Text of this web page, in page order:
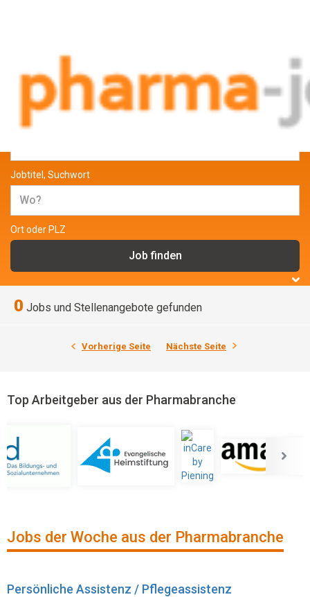
Jobs und Stellenangebote aus der
Pharmabranche
Jobtitel, Suchwort
Ort oder PLZ
0 Jobs und Stellenangebote gefunden
Vorherige Seite Nächste Seite
Top Arbeitgeber aus der Pharmabranche
Jobs der Woche aus der Pharmabranche
Persönliche Assistenz / Pflegeassistenz